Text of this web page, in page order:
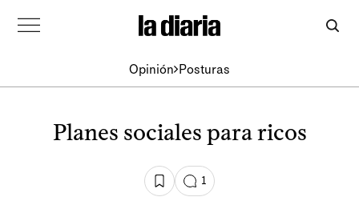
Opinión Posturas
Planes sociales para ricos
1